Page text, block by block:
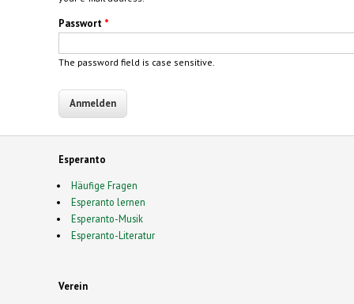
Passwort *
The password field is case sensitive.
Esperanto
Häufige Fragen
Esperanto lernen
Esperanto-Musik
Esperanto-Literatur
Verein